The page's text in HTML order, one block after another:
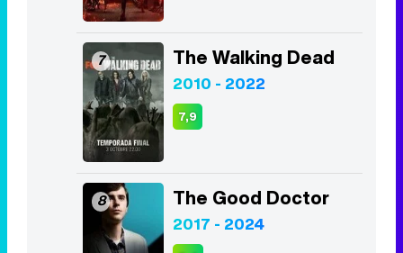
7 The Walking Dead
2010 - 2022
7,9
8 The Good Doctor
2017 - 2024